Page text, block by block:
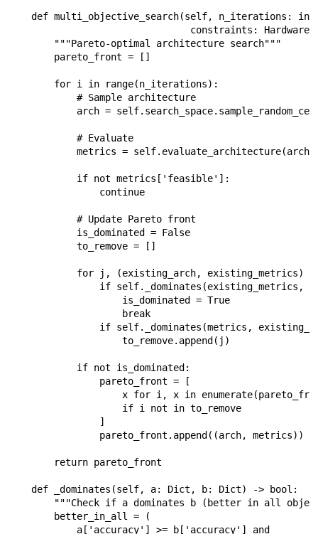
def multi_objective_search(self, n_iterations:
constraints:
        """Pareto-optimal architecture search"""
        pareto_front = []
        for i in range(n_iterations):
            # Sample architecture
arch =
            # Evaluate
metrics =
            if not metrics['feasible']:
                continue
            # Update Pareto front
            is_dominated = False
            to_remove = []
for j, (existing_arch, existing_metrics)
if self._dominates(existing_metrics,
                    is_dominated = True
                    break
if self._dominates(metrics,
                    to_remove.append(j)
            if not is_dominated:
                pareto_front = [
x for i, x in
                    if i not in to_remove
                ]
                pareto_front.append((arch, metrics))
        return pareto_front
    def _dominates(self, a: Dict, b: Dict) -> bool:
"""Check if a dominates b (better in all
        better_in_all = (
            a['accuracy'] >= b['accuracy'] and